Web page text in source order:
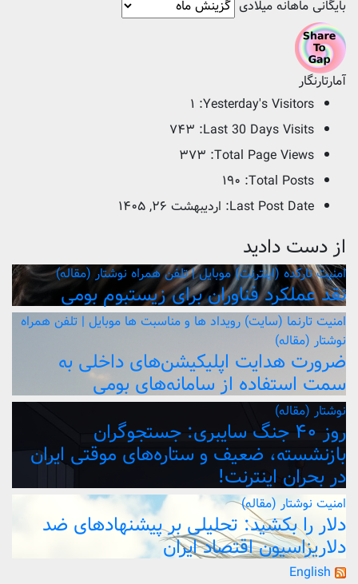
بایگانی ماهانه میلادی
آمارتارنگار
Yesterday's Visitors: ۱
Last 30 Days Visits: ۷۴۳
Total Page Views: ۳۷۳
Total Posts: ۱۹۰
Last Post Date: اردیبهشت ۲۶, ۱۴۰۵
از دست دادید
امنیتتارکده (اینترنت)موبایل | تلفن همراه نوشتار (مقاله)
نقد عملکرد فناوران برای زیستبوم بومی
امنیتتارنما (سایت) رویداد ها و مناسبت ها موبایل | تلفن همراه
نوشتار (مقاله)
ضرورت هدایت اپلیکیشن‌های داخلی به
سمت استفاده از سامانه‌های بومی
نوشتار (مقاله)
روز ۴۰ جنگ سایبری: جستجوگران
بازنشسته، ضعیف و ستاره‌های موقتی ایران
در بحران اینترنت!
امنیت نوشتار (مقاله)
دلار را بکشید: تحلیلی بر پیشنهادهای ضد
دلاریزاسیون اقتصاد ایران
English